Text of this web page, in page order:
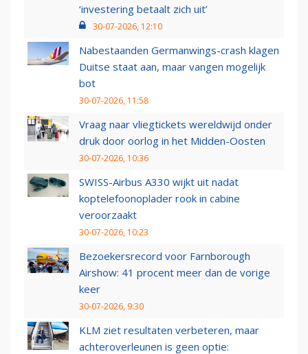
‘investering betaalt zich uit’
30-07-2026, 12:10
Nabestaanden Germanwings-crash klagen
Duitse staat aan, maar vangen mogelijk
bot
30-07-2026, 11:58
Vraag naar vliegtickets wereldwijd onder
druk door oorlog in het Midden-Oosten
30-07-2026, 10:36
SWISS-Airbus A330 wijkt uit nadat
koptelefoonoplader rook in cabine
veroorzaakt
30-07-2026, 10:23
Bezoekersrecord voor Farnborough
Airshow: 41 procent meer dan de vorige
keer
30-07-2026, 9:30
KLM ziet resultaten verbeteren, maar
achteroverleunen is geen optie: